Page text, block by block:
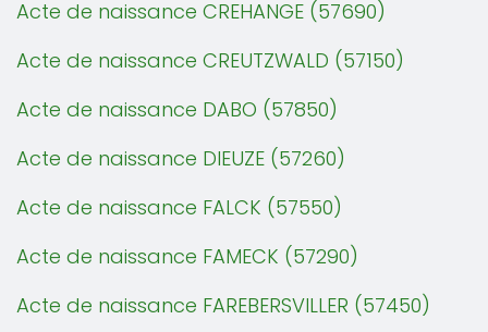
Acte de naissance CREHANGE (57690)
Acte de naissance CREUTZWALD (57150)
Acte de naissance DABO (57850)
Acte de naissance DIEUZE (57260)
Acte de naissance FALCK (57550)
Acte de naissance FAMECK (57290)
Acte de naissance FAREBERSVILLER (57450)